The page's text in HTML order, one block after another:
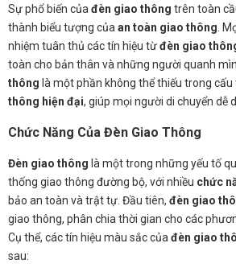
Sự phổ biến của đèn giao thông trên toàn
thành biểu tượng của an toàn giao thông .
nhiệm tuân thủ các tín hiệu từđèn giao
toàn cho bản thân và những người quanh
thông là một phần không thể thiếu trong cấu
thông hiện đại, giúp mọi người di chuyển dễ
Chức Năng Của Đèn Giao Thông
Đèn giao thông là một trong những yếu tố
thống giao thông đường bộ, với nhiều chức
bảo an toàn và trật tự. Đầu tiên, đèn giao
giao thông, phân chia thời gian cho các
Cụ thể, các tín hiệu màu sắc của đèn giao
sau: